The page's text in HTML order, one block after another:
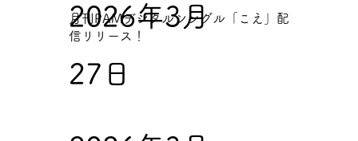
月刊PAMデジタルシングル「こえ」配
信リリース！
2026年3月
27日